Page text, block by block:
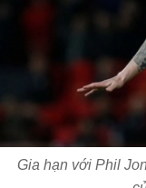
Gia hạn với Phil